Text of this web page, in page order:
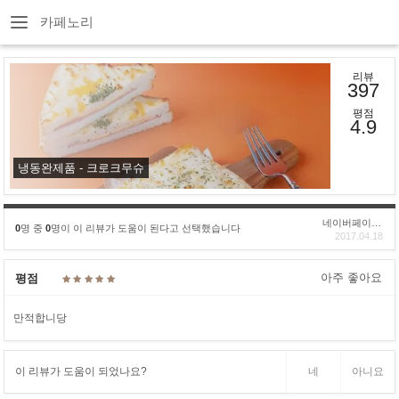
카페노리
냉동완제품 - 크로크무슈
리뷰
397
평점
4.9
0명 중 0명이 이 리뷰가 도움이 된다고 선택했습니다
2017.04.18
평점 아주 좋아요
만적합니당
이 리뷰가 도움이 되었나요? 네 아니요